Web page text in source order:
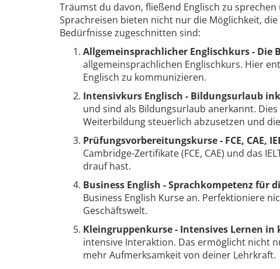
Träumst du davon, fließend Englisch zu
Sprachreisen bieten nicht nur die Möglichkeit,
Bedürfnisse zugeschnitten sind:
Allgemeinsprachlicher Englischkurs - Die
allgemeinsprachlichen Englischkurs. Hier
Englisch zu kommunizieren.
Intensivkurs Englisch - Bildungsurlaub
und sind als Bildungsurlaub anerkannt.
Weiterbildung steuerlich abzusetzen und
Prüfungsvorbereitungskurse - FCE, CAE,
Cambridge-Zertifikate (FCE, CAE) und das
drauf hast.
Business English - Sprachkompetenz für
Business English Kurse an. Perfektioniere
Geschäftswelt.
Kleingruppenkurse - Intensives Lernen in
intensive Interaktion. Das ermöglicht nicht
mehr Aufmerksamkeit von deiner Lehrkraft.